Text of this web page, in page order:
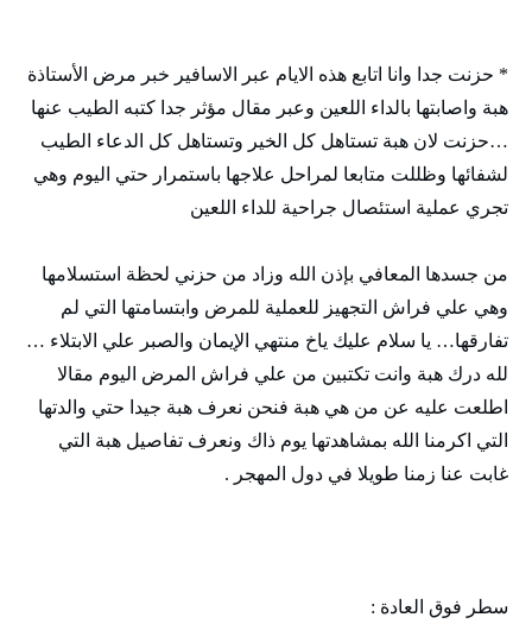
* حزنت جدا وانا اتابع هذه الايام عبر الاسافير خبر مرض الأستاذة
هبة واصابتها بالداء اللعين وعبر مقال مؤثر جدا كتبه الطيب عنها
…حزنت لان هبة تستاهل كل الخير وتستاهل كل الدعاء الطيب
لشفائها وظللت متابعا لمراحل علاجها باستمرار حتي اليوم وهي
تجري عملية استئصال جراحية للداء اللعين
من جسدها المعافي بإذن الله وزاد من حزني لحظة استسلامها
وهي علي فراش التجهيز للعملية للمرض وابتسامتها التي لم
تفارقها… يا سلام عليك ياخ منتهي الإيمان والصبر علي الابتلاء …
لله درك هبة وانت تكتبين من علي فراش المرض اليوم مقالا
اطلعت عليه عن من هي هبة فنحن نعرف هبة جيدا حتي والدتها
التي اكرمنا الله بمشاهدتها يوم ذاك ونعرف تفاصيل هبة التي
غابت عنا زمنا طويلا في دول المهجر .
سطر فوق العادة :